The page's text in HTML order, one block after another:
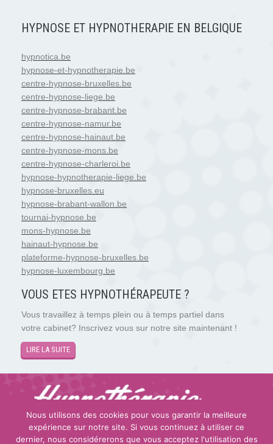
HYPNOSE ET HYPNOTHERAPIE EN BELGIQUE
hypnotica.be
hypnose-et-hypnotherapie.be
centre-hypnose-bruxelles.be
centre-hypnose-liege.be
centre-hypnose-brabant.be
centre-hypnose-namur.be
centre-hypnose-hainaut.be
centre-hypnose-mons.be
centre-hypnose-charleroi.be
hypnose-hypnotherapie-liege.be
hypnose-bruxelles.eu
hypnose-brabant-wallon.be
tournai-hypnose.be
mons-hypnose.be
hainaut-hypnose.be
plateforme-hypnose-bruxelles.be
hypnose-luxembourg.be
VOUS ETES HYPNOTHÉRAPEUTE ?
Vous travaillez à temps plein ou à temps partiel dans
votre cabinet? Inscrivez vous sur notre site maintenant !
LIRE LA SUITE
Copyright © 2026Hypnose et Hypnothérapie Luxembourg.
Tous droits réservés.
Nous utilisons des cookies pour vous garantir la meilleure
expérience sur notre site. Si vous continuez à utiliser ce
dernier, nous considérerons que vous acceptez l'utilisation des